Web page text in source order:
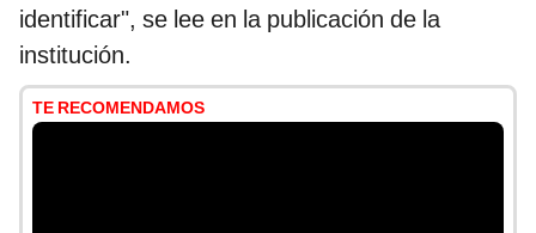
identificar", se lee en la publicación de la
institución.
TE RECOMENDAMOS